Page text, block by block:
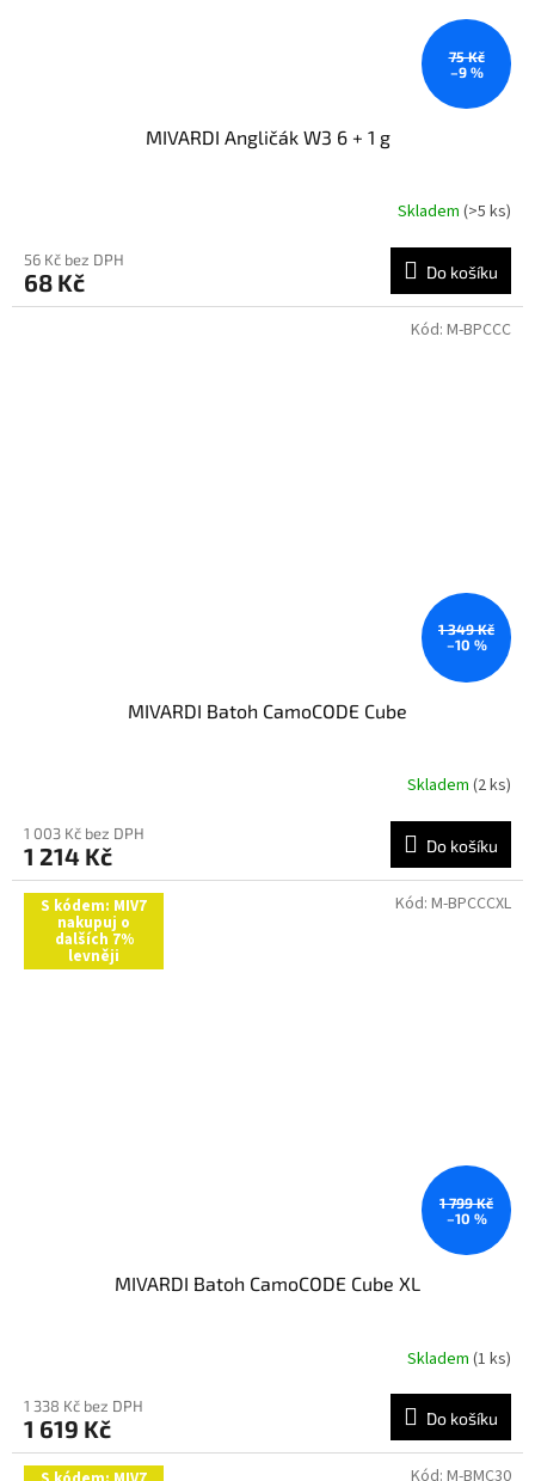
75 Kč
–9 %
MIVARDI Angličák W3 6 + 1 g
Skladem (>5 ks)
56 Kč bez DPH
68 Kč Do košíku
1 349 Kč
–10 %
MIVARDI Batoh CamoCODE Cube
Skladem (2 ks)
1 003 Kč bez DPH
1 214 Kč Do košíku
Kód: M-BPCCC
S kódem: MIV7
nakupuj o
dalších 7%
levněji
1 799 Kč
–10 %
MIVARDI Batoh CamoCODE Cube XL
produktu
je
5,0
Skladem(1 ks)
1 338 Kč bez DPH
1 619 Kč Do košíku
Kód: M-BPCCCXL